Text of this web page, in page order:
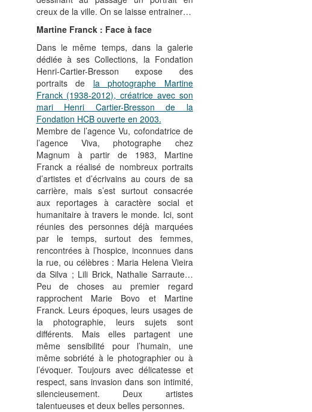
creux de la ville. On se laisse entrainer…
Martine Franck : Face à face
Dans le même temps, dans la galerie
dédiée à ses Collections, la Fondation
Henri-Cartier-Bresson expose des
portraits de la photographe Martine
Franck (1938-2012), créatrice avec son
mari Henri Cartier-Bresson de la
Fondation HCB ouverte en 2003.
Membre de l’agence Vu, cofondatrice de
l’agence Viva, photographe chez
Magnum à partir de 1983, Martine
Franck a réalisé de nombreux portraits
d’artistes et d’écrivains au cours de sa
carrière, mais s’est surtout consacrée
aux reportages à caractère social et
humanitaire à travers le monde. Ici, sont
réunies des personnes déjà marquées
par le temps, surtout des femmes,
rencontrées à l’hospice, inconnues dans
la rue, ou célèbres : Maria Helena Vieira
da Silva ; Lili Brick, Nathalie Sarraute…
Peu de choses au premier regard
rapprochent Marie Bovo et Martine
Franck. Leurs époques, leurs usages de
la photographie, leurs sujets sont
différents. Mais elles partagent une
même sensibilité pour l’humain, une
même sobriété à le photographier ou à
l’évoquer. Toujours avec délicatesse et
respect, sans invasion dans son intimité,
silencieusement. Deux artistes
talentueuses et deux belles personnes.